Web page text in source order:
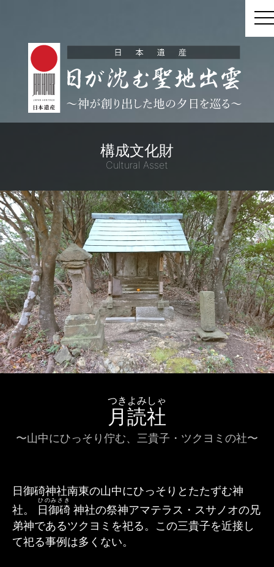
構成文化財
Cultural Asset
月読社
つきよみしゃ
〜山中にひっそり佇む、三貴子・ツクヨミの社〜
日御碕神社南東の山中にひっそりとたたずむ神
社。
日御碕
ひのみさき
神社の祭神アマテラス・スサノオの兄
弟神であるツクヨミを祀る。この三貴子を近接し
て祀る事例は多くない。